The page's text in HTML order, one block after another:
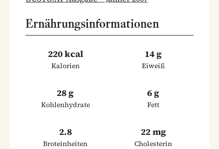
Ernährungsinformationen
220 kcal
Kalorien
14 g
Eiweiß
28 g
Kohlenhydrate
6 g
Fett
2.8
Broteinheiten
22 mg
Cholesterin